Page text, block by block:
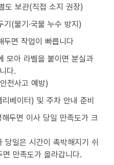
도 보관(직접 소지 권장)
(물기·국물 누수 방지)
두면 작업이 빠릅니다
모아 라벨을 붙이면 분실과
다.
전사고 예방)
베이터) 및 주차 안내 준비
두면 이사 당일 만족도가 크
당일은 시간이 촉박해지기 쉬
만족도가 올라갑니다.